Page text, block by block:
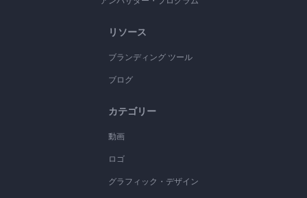
リソース
ブランディング ツール
ブログ
カテゴリー
動画
ロゴ
グラフィック・デザイン